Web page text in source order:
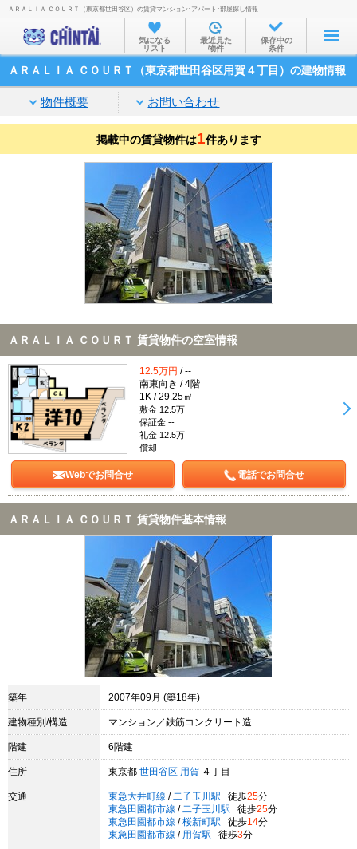
お部屋を探す
沿線・駅から
家賃相場から
通勤通学時間から
物件特集から
不動産会社から
TOP
ＡＲＡＬＩＡ ＣＯＵＲＴ（東京都世田谷区）の賃貸マンション･アパート･部屋探し情報
気になる
リスト
最近見た
物件
保存中の
条件
ＡＲＡＬＩＡ ＣＯＵＲＴ（東京都世田谷区用賀４丁目）の建物情報
物件概要 お問い合わせ
掲載中の賃貸物件は1件あります
ＡＲＡＬＩＡ ＣＯＵＲＴ 賃貸物件の空室情報
12.5万円 / --
南東向き / 4階
1K / 29.25㎡
敷金 12.5万
保証金 --
礼金 12.5万
償却 --
Webでお問合せ 電話でお問合せ
ＡＲＡＬＩＡ ＣＯＵＲＴ 賃貸物件基本情報
築年 2007年09月 (築18年)
建物種別/構造 マンション／鉄筋コンクリート造
階建 6階建
住所 東京都 世田谷区 用賀 ４丁目
交通 東急大井町線 / 二子玉川駅 徒歩25分
東急田園都市線 / 二子玉川駅 徒歩25分
東急田園都市線 / 桜新町駅 徒歩14分
東急田園都市線 / 用賀駅 徒歩3分